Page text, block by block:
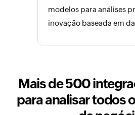
modelos para análises
inovação baseada em
Mais de 500
para analisar todos